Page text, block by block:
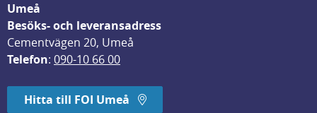
Umeå
Besöks- och leveransadress
Cementvägen 20, Umeå
Telefon: 090-10 66 00
Hitta till FOI Umeå